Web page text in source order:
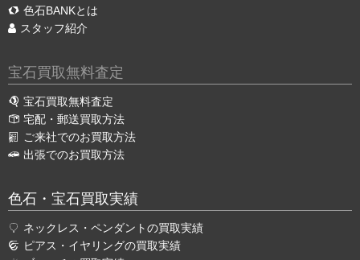
色石BANKとは
スタッフ紹介
宝石買取無料査定
宝石買取無料査定
宅配・郵送買取方法
ご来社でのお買取方法
出張でのお買取方法
色石・宝石買取実績
ネックレス・ペンダントの買取実績
ピアス・イヤリングの買取実績